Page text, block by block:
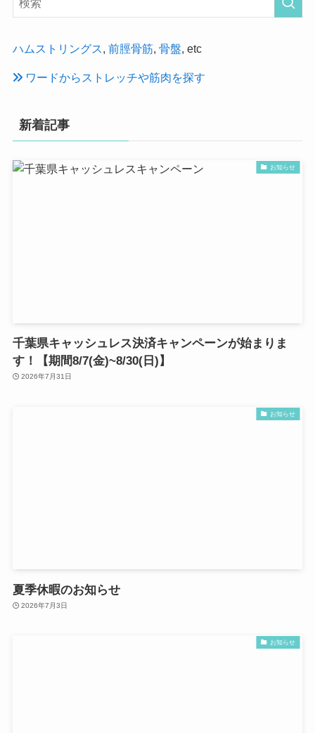
ハムストリングス, 前脛骨筋, 骨盤, etc
ワードからストレッチや筋肉を探す
新着記事
お知らせ
千葉県キャッシュレス決済キャンペーンが始まりま
す！【期間8/7(金)~8/30(日)】
2026年7月31日
お知らせ
夏季休暇のお知らせ
2026年7月3日
お知らせ